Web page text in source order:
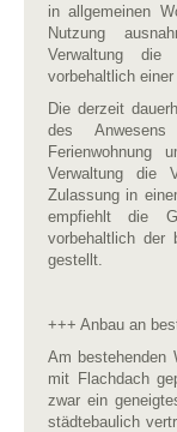
in allgemeinen
Nutzung
Verwaltung die
vorbehaltlich
Die derzeit
des
Ferienwohnung
Verwaltung die
Zulassung in
empfiehlt die
vorbehaltlich der
gestellt.
+++ Anbau an
Am bestehenden
mit Flachdach
zwar ein
städtebaulich